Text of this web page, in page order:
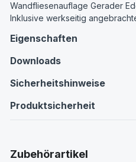
Wandfliesenauflage Gerader
Inklusive werkseitig
Eigenschaften
Downloads
Sicherheitshinweise
Produktsicherheit
Produktgalerie überspringen
Zubehörartikel